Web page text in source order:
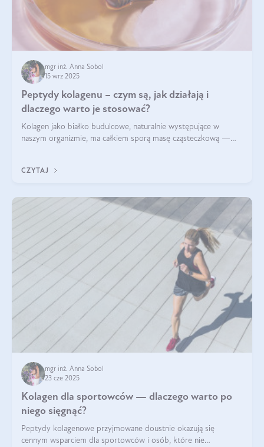
mgr inż. Anna Sobol
15 wrz 2025
Peptydy kolagenu – czym są, jak działają i
dlaczego warto je stosować?
Kolagen jako białko budulcowe, naturalnie występujące w
naszym organizmie, ma całkiem sporą masę cząsteczkową —
bardziej biodostępny
CZYTAJ
mgr inż. Anna Sobol
23 cze 2025
Kolagen dla sportowców — dlaczego warto po
niego sięgnąć?
Peptydy kolagenowe przyjmowane doustnie okazują się
cennym wsparciem dla sportowców i osób, które nie